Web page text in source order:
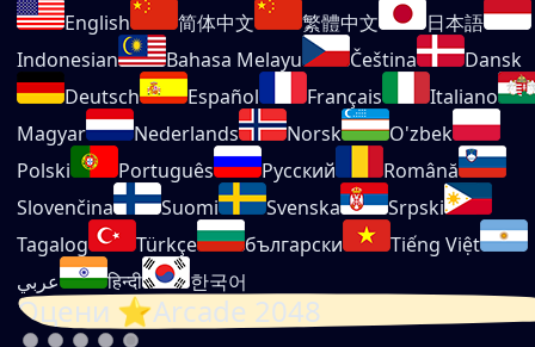
English 简体中文 繁體中文
日本語
Indonesian
Bahasa Melayu Čeština
Dansk
Deutsch
Español Français
Italiano
Magyar
Nederlands Norsk
O'zbek
Polski
Português Русский
Română
Slovenčina
Suomi Svenska
Srpski
Tagalog
Türkçe български
Tiếng Việt
عربي
हिन्दी 한국어
Оцени ⭐Arcade 2048